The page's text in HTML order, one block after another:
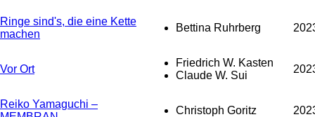
Ringe sind's, die eine Kette
machen
Bettina Ruhrberg
Vor Ort
Friedrich W. Kasten
Claude W. Sui
Reiko Yamaguchi –
Christoph Goritz